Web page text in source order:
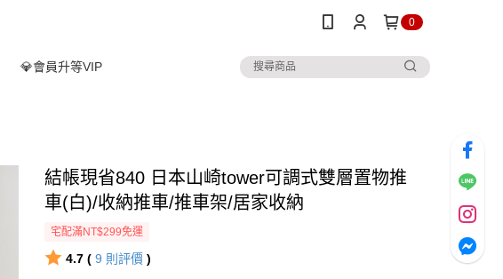
0
💎會員升等VIP
結帳現省840 日本山崎tower可調式雙層置物推
車(白)/收納推車/推車架/居家收納
宅配滿NT$299免運
4.7 ( 9 則評價 )